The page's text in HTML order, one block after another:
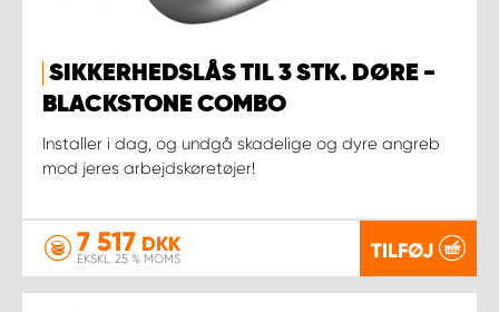
SIKKERHEDSLÅS TIL 3 STK. DØRE -
BLACKSTONE COMBO
Installer i dag, og undgå skadelige og dyre angreb
mod jeres arbejdskøretøjer!
7 517 DKK
EKSKL. 25 % MOMS TILFØJ